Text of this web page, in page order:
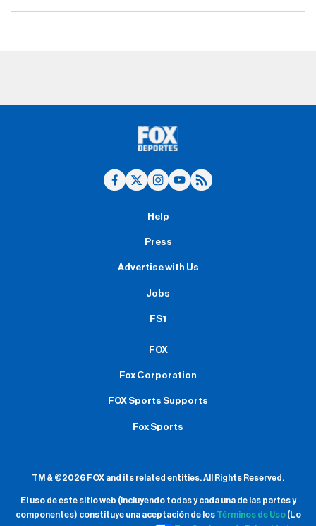
Help
Press
Advertise with Us
Jobs
FS1
FOX
Fox Corporation
FOX Sports Supports
Fox Sports
TM & ©2026 FOX and its related entities.All Rights Reserved.
El uso de este sitio web (incluyendo todas y cada una de las partes y
componentes) constituye una aceptación de los Términos de Uso(Lo